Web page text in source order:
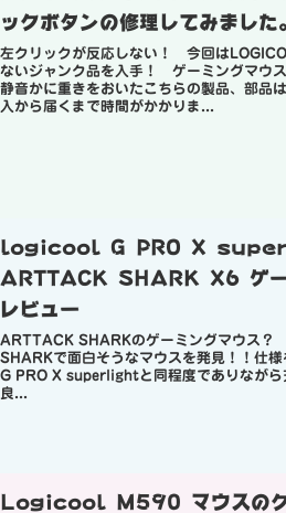
ックボタンの修理してみました
左クリックが反応しない！ 今回は
ないジャンク品を入手！ ゲーミングマウ
静音かに重きをおいたこちらの製品、部品
入から届くまで時間がかかりま...
logicool G PRO X
ARTTACK SHARK X6 ゲー
レビュー
ARTTACK SHARKのゲーミングマウス
SHARKで面白そうなマウスを発見！！仕
G PRO X superlightと同程度でありながら
良...
Logicool M590 マウスのク